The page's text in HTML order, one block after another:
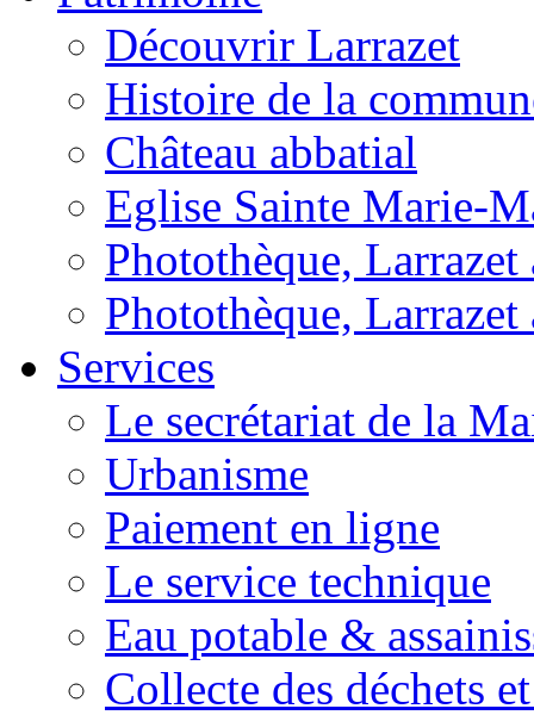
Découvrir Larrazet
Histoire de la
Château abbatial
Eglise Sainte Marie-
Photothèque,
Photothèque,
Services
Le secrétariat de la
Urbanisme
Paiement en ligne
Le service technique
Eau potable &
Collecte des déchets